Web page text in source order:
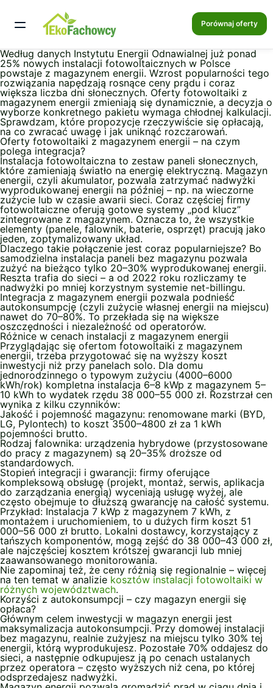
Porównaj oferty
Według danych Instytutu Energii Odnawialnej już ponad
25% nowych instalacji fotowoltaicznych w Polsce
powstaje z magazynem energii. Wzrost popularności tego
rozwiązania napędzają rosnące ceny prądu i coraz
większa liczba dni słonecznych. Oferty fotowoltaiki z
magazynem energii zmieniają się dynamicznie, a decyzja o
wyborze konkretnego pakietu wymaga chłodnej kalkulacji.
Sprawdzam, które propozycje rzeczywiście się opłacają,
na co zwracać uwagę i jak uniknąć rozczarowań.
Oferty fotowoltaiki z magazynem energii – na czym
polega integracja?
Instalacja fotowoltaiczna to zestaw paneli słonecznych,
które zamieniają światło na energię elektryczną. Magazyn
energii, czyli akumulator, pozwala zatrzymać nadwyżki
wyprodukowanej energii na później – np. na wieczorne
zużycie lub w czasie awarii sieci. Coraz częściej firmy
fotowoltaiczne oferują gotowe systemy „pod klucz”
zintegrowane z magazynem. Oznacza to, że wszystkie
elementy (panele, falownik, baterie, osprzęt) pracują jako
jeden, zoptymalizowany układ.
Dlaczego takie połączenie jest coraz popularniejsze? Bo
samodzielna instalacja paneli bez magazynu pozwala
zużyć na bieżąco tylko 20–30% wyprodukowanej energii.
Reszta trafia do sieci – a od 2022 roku rozliczamy te
nadwyżki po mniej korzystnym systemie net-billingu.
Integracja z magazynem energii pozwala podnieść
autokonsumpcję (czyli zużycie własnej energii na miejscu)
nawet do 70–80%. To przekłada się na większe
oszczędności i niezależność od operatorów.
Różnice w cenach instalacji z magazynem energii
Przyglądając się ofertom fotowoltaiki z magazynem
energii, trzeba przygotować się na wyższy koszt
inwestycji niż przy panelach solo. Dla domu
jednorodzinnego o typowym zużyciu (4000–6000
kWh/rok) kompletna instalacja 6–8 kWp z magazynem 5–
10 kWh to wydatek rzędu 38 000–55 000 zł. Rozstrzał cen
wynika z kilku czynników:
Jakość i pojemność magazynu: renomowane marki (BYD,
LG, Pylontech) to koszt 3500–4800 zł za 1 kWh
pojemności brutto.
Rodzaj falownika: urządzenia hybrydowe (przystosowane
do pracy z magazynem) są 20–35% droższe od
standardowych.
Stopień integracji i gwarancji: firmy oferujące
kompleksową obsługę (projekt, montaż, serwis, aplikacja
do zarządzania energią) wyceniają usługę wyżej, ale
często obejmuje to dłuższą gwarancję na całość systemu.
Przykład: Instalacja 7 kWp z magazynem 7 kWh, z
montażem i uruchomieniem, to u dużych firm koszt 51
000–56 000 zł brutto. Lokalni dostawcy, korzystający z
tańszych komponentów, mogą zejść do 38 000–43 000 zł,
ale najczęściej kosztem krótszej gwarancji lub mniej
zaawansowanego monitorowania.
Nie zapominaj też, że ceny różnią się regionalnie – więcej
na ten temat w analizie kosztów instalacji fotowoltaiki w
różnych województwach.
Korzyści z autokonsumpcji – czy magazyn energii się
opłaca?
Głównym celem inwestycji w magazyn energii jest
maksymalizacja autokonsumpcji. Przy domowej instalacji
bez magazynu, realnie zużyjesz na miejscu tylko 30% tej
energii, którą wyprodukujesz. Pozostałe 70% oddajesz do
sieci, a następnie odkupujesz ją po cenach ustalanych
przez operatora – często wyższych niż cena, po której
odsprzedajesz nadwyżki.